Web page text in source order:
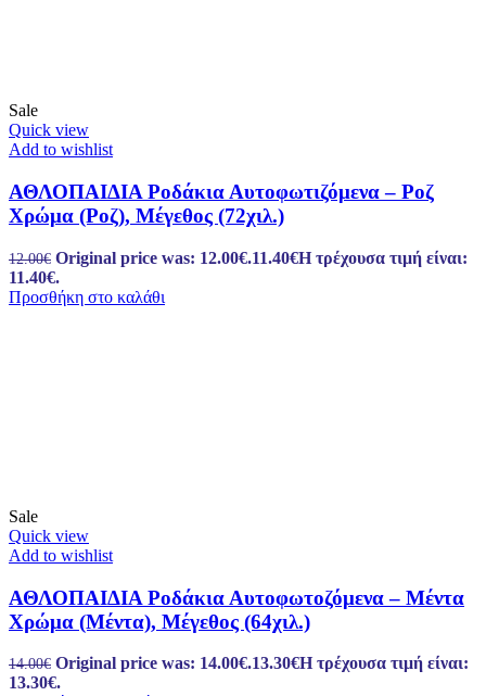
Sale
Quick view
Add to wishlist
ΑΘΛΟΠΑΙΔΙΑ Ροδάκια Αυτοφωτιζόμενα – Ροζ
Χρώμα (Ροζ), Μέγεθος (72χιλ.)
12.00€ Original price was: 12.00€.11.40€Η τρέχουσα τιμή είναι:
11.40€.
Προσθήκη στο καλάθι
Sale
Quick view
Add to wishlist
ΑΘΛΟΠΑΙΔΙΑ Ροδάκια Αυτοφωτοζόμενα – Μέντα
Χρώμα (Μέντα), Μέγεθος (64χιλ.)
14.00€ Original price was: 14.00€.13.30€Η τρέχουσα τιμή είναι:
13.30€.